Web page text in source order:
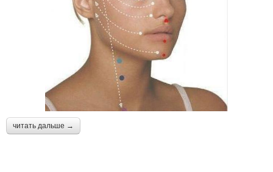
читать дальше →